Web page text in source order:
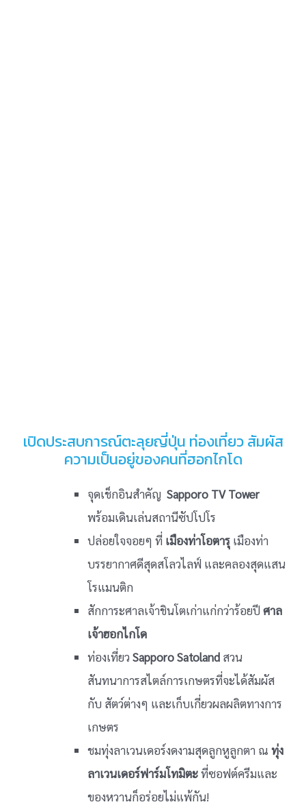
เปิดประสบการณ์ตะลุยญี่ปุ่น ท่องเที่ยว สัมผัส
ความเป็นอยู่ของคนที่ฮอกไกโด
จุดเช็กอินสำคัญ Sapporo TV Tower
พร้อมเดินเล่นสถานีซัปโปโร
ปล่อยใจจอยๆ ที่ เมืองท่าโอตารุ เมืองท่า
บรรยากาศดีสุดสโลวไลฟ์ และคลองสุดแสน
โรแมนติก
สักการะศาลเจ้าชินโตเก่าแก่กว่าร้อยปีศาล
เจ้าฮอกไกโด
ท่องเที่ยวSapporo Satoland สวน
สันทนาการสไตล์การเกษตรที่จะได้สัมผัส
กับ สัตว์ต่างๆ และเก็บเกี่ยวผลผลิตทางการ
เกษตร
ชมทุ่งลาเวนเดอร์งดงามสุดลูกหูลูกตา ณทุ่ง
ลาเวนเดอร์ฟาร์มโทมิตะที่ซอฟต์ครีมและ
ของหวานก็อร่อยไม่แพ้กัน!